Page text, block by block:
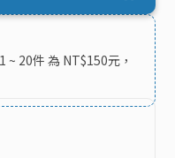
20件 為 NT$150元，